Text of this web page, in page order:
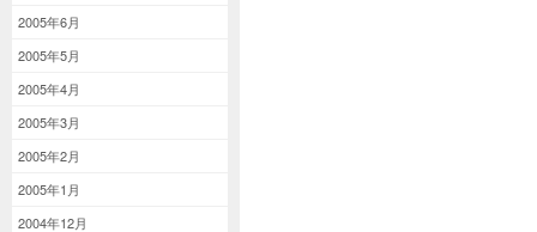
2005年6月
2005年5月
2005年4月
2005年3月
2005年2月
2005年1月
2004年12月